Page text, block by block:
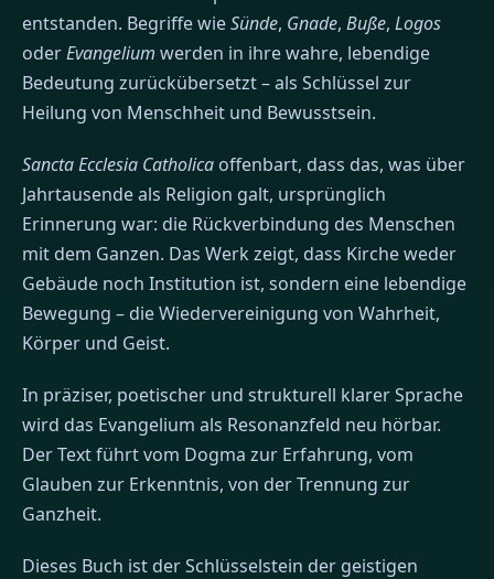
entstanden. Begriffe wieSünde, Gnade, Buße, Logos
oderEvangelium werden in ihre wahre, lebendige
Bedeutung zurückübersetzt – als Schlüssel zur
Heilung von Menschheit und Bewusstsein.
Sancta Ecclesia Catholica offenbart, dass das, was über
Jahrtausende als Religion galt, ursprünglich
Erinnerung war: die Rückverbindung des Menschen
mit dem Ganzen. Das Werk zeigt, dass Kirche weder
Gebäude noch Institution ist, sondern eine lebendige
Bewegung – die Wiedervereinigung von Wahrheit,
Körper und Geist.
In präziser, poetischer und strukturell klarer Sprache
wird das Evangelium als Resonanzfeld neu hörbar.
Der Text führt vom Dogma zur Erfahrung, vom
Glauben zur Erkenntnis, von der Trennung zur
Ganzheit.
Dieses Buch ist der Schlüsselstein der geistigen